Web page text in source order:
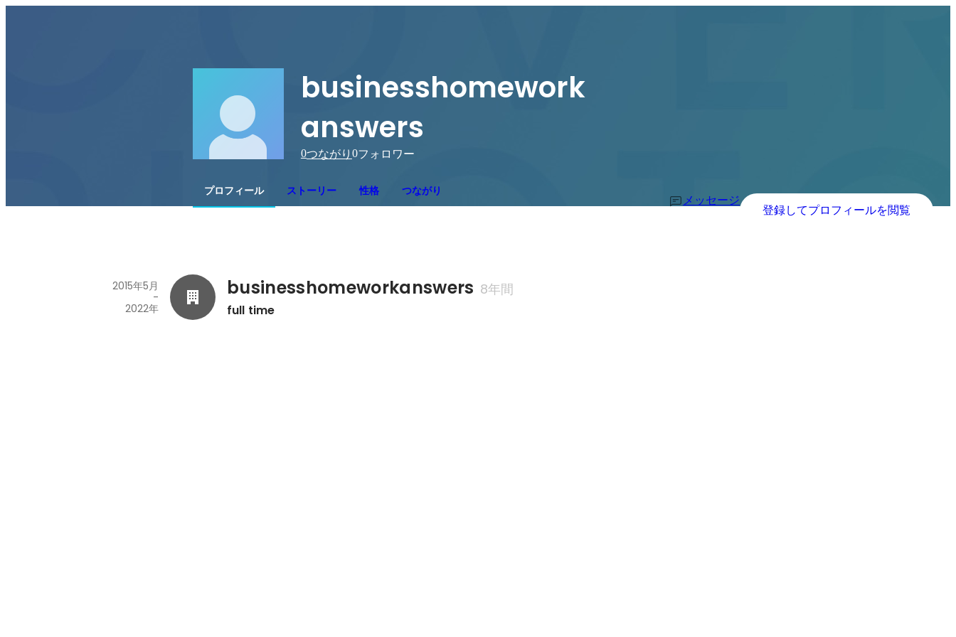
businesshomework
answers
0つながり 0フォロワー
プロフィール ストーリー 性格 つながり
メッセージ
登録してプロフィールを閲覧
businesshomeworkanswers 8年間
full time
2015年5月
-
2022年